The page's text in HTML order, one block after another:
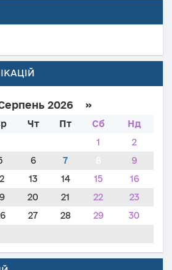
2026 »
Чт Пт Сб
Нд
1
2
6 7
9
13 14 15
16
20 21 22
23
27 28 29
30